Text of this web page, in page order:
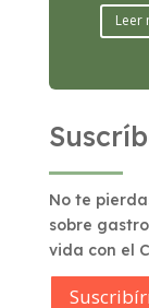
Leer
No te
sobre
vida con el